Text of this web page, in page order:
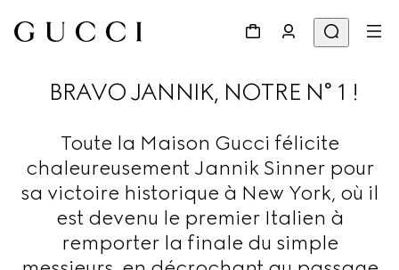
BRAVO JANNIK, NOTRE N° 1 !
Toute la Maison Gucci félicite
chaleureusement Jannik Sinner pour
sa victoire historique à New York, où il
est devenu le premier Italien à
remporter la finale du simple